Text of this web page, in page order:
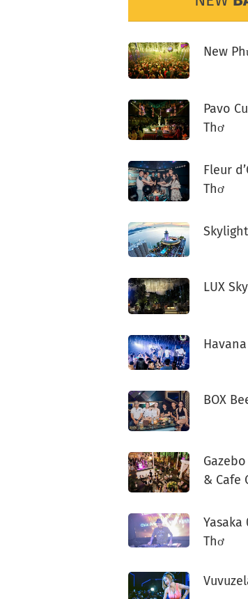
New
Pavo
Thơ
Fleur
Thơ
LUX
BOX
& Cafe
Yasaka
Thơ